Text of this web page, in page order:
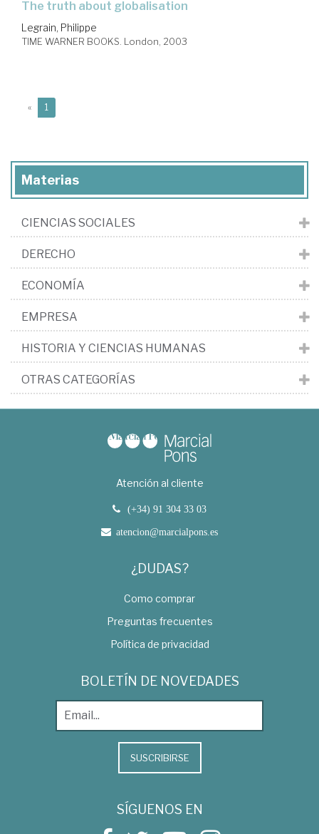
the truth about globalisation
Legrain, Philippe
TIME WARNER BOOKS. London, 2003
« 1
Materias
CIENCIAS SOCIALES
DERECHO
ECONOMÍA
EMPRESA
HISTORIA Y CIENCIAS HUMANAS
OTRAS CATEGORÍAS
Atención al cliente
(+34) 91 304 33 03
atencion@marcialpons.es
¿DUDAS?
Como comprar
Preguntas frecuentes
Política de privacidad
BOLETÍN DE NOVEDADES
SUSCRIBIRSE
SÍGUENOS EN